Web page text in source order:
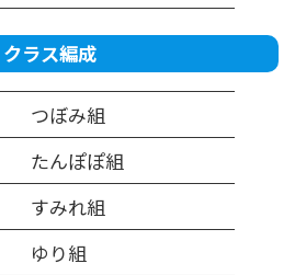
クラス編成
つぼみ組
たんぽぽ組
すみれ組
ゆり組